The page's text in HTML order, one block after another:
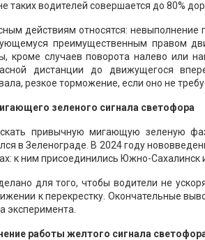
таких водителей совершается до 80%
действиям относятся: невыполнение
преимущественным правом
кроме случаев поворота налево или
дистанции до движущегося
резкое торможение, если оно не
зеленого сигнала светофора
привычную мигающую зеленую
в Зеленограде. В 2024 году
к ним присоединились Южно-Сахалинск
для того, чтобы водители не
к перекрестку. Окончательные
эксперимента.
работы желтого сигнала